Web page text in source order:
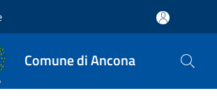
Comune di Ancona